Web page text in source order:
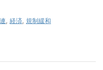
, 経済, 規制緩和